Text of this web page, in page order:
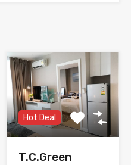
Hot Deal
T.C.Green